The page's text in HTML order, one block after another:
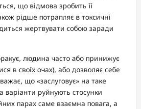
що відмова зробить її
рідше потрапляє в токсичні
жертвувати собою заради
людина часто або принижує
в своїх очах), або дозволяє себе
що «заслуговує» на таке
варіанти руйнують стосунки
парах саме взаємна повага, а